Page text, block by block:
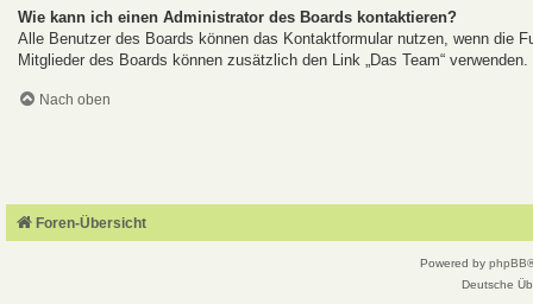
Wie kann ich einen Administrator des Boards kontaktieren?
Alle Benutzer des Boards können das Kontaktformular nutzen, wenn die
Mitglieder des Boards können zusätzlich den Link „Das Team“ verwenden.
Nach oben
Foren-Übersicht
Powered by phpBB
Deutsche